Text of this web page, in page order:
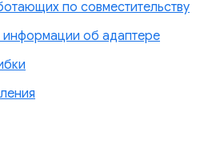
по совместительству
информации об адаптере